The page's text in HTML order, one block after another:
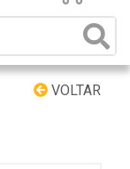
VOLTAR